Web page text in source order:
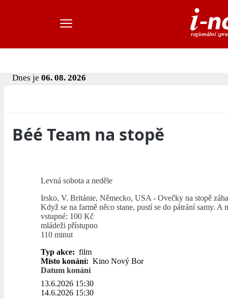
Dnes je 06. 08. 2026
Béé Team na stopě
Levná sobota a neděle
Irsko, V. Británie, Německo, USA - Ovečky na stopě
Když se na farmě něco stane, pustí se do pátrání samy.
vstupné: 100 Kč
mládeži přístupno
110 minut
Typ akce: film
Místo konání: Kino Nový Bor
Datum konání
13.6.2026 15:30
14.6.2026 15:30